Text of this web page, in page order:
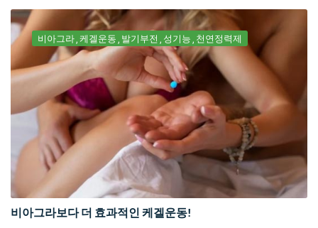
비아그라 케겔운동 발기부전 성기능 천연정력제
비아그라보다 더 효과적인 케겔운동!